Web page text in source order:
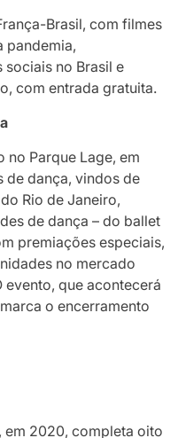
Brasil, com filmes
pandemia,
sociais no Brasil e
com entrada gratuita.
no Parque Lage, em
de dança, vindos de
Rio de Janeiro,
de dança – do ballet
premiações especiais,
no mercado
que acontecerá
o encerramento
em 2020, completa oito